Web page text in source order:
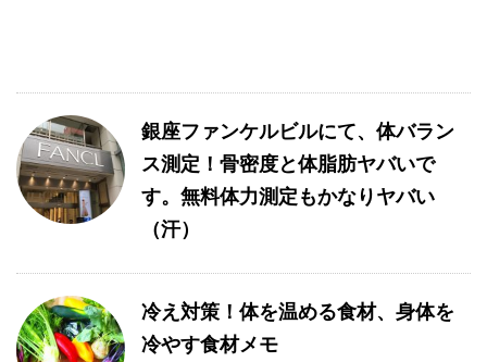
銀座ファンケルビルにて、体バラン
ス測定！骨密度と体脂肪ヤバいで
す。無料体力測定もかなりヤバい
（汗）
冷え対策！体を温める食材、身体を
冷やす食材メモ